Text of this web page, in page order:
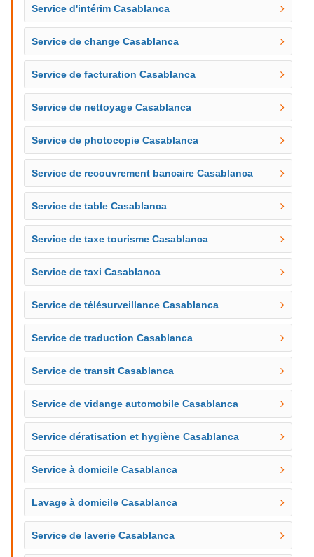
Service d'intérim Casablanca
Service de change Casablanca
Service de facturation Casablanca
Service de nettoyage Casablanca
Service de photocopie Casablanca
Service de recouvrement bancaire Casablanca
Service de table Casablanca
Service de taxe tourisme Casablanca
Service de taxi Casablanca
Service de télésurveillance Casablanca
Service de traduction Casablanca
Service de transit Casablanca
Service de vidange automobile Casablanca
Service dératisation et hygiène Casablanca
Service à domicile Casablanca
Lavage à domicile Casablanca
Service de laverie Casablanca